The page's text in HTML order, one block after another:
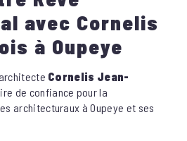
avec Cornelis
à Oupeye
Cornelis Jean-
de confiance pour la
architecturaux à Oupeye et ses